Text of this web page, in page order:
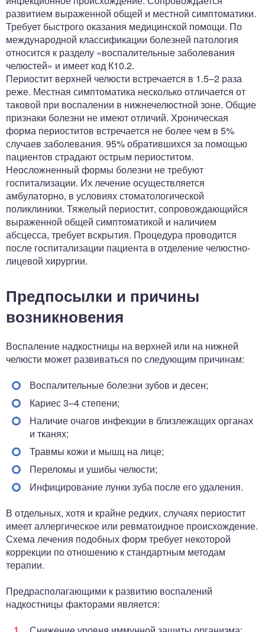
развитием выраженной общей и местной симптоматики.
Требует быстрого оказания медицинской помощи. По
международной классификации болезней патология
относится к разделу «воспалительные заболевания
челюстей» и имеет код К10.2.
Периостит верхней челюсти встречается в 1.5–2 раза
реже. Местная симптоматика несколько отличается от
таковой при воспалении в нижнечелюстной зоне. Общие
признаки болезни не имеют отличий. Хроническая
форма периоститов встречается не более чем в 5%
случаев заболевания. 95% обратившихся за помощью
пациентов страдают острым периоститом.
Неосложненный формы болезни не требуют
госпитализации. Их лечение осуществляется
амбулаторно, в условиях стоматологической
поликлиники. Тяжелый периостит, сопровождающийся
выраженной общей симптоматикой и наличием
абсцесса, требует вскрытия. Процедура проводится
после госпитализации пациента в отделение челюстно-
лицевой хирургии.
Предпосылки и причины
возникновения
Воспаление надкостницы на верхней или на нижней
челюсти может развиваться по следующим причинам:
Воспалительные болезни зубов и десен;
Кариес 3–4 степени;
Наличие очагов инфекции в близлежащих органах
и тканях;
Травмы кожи и мышц на лице;
Переломы и ушибы челюсти;
Инфицирование лунки зуба после его удаления.
В отдельных, хотя и крайне редких, случаях периостит
имеет аллергическое или ревматоидное происхождение.
Схема лечения подобных форм требует некоторой
коррекции по отношению к стандартным методам
терапии.
Предрасполагающими к развитию воспалений
надкостницы факторами является: